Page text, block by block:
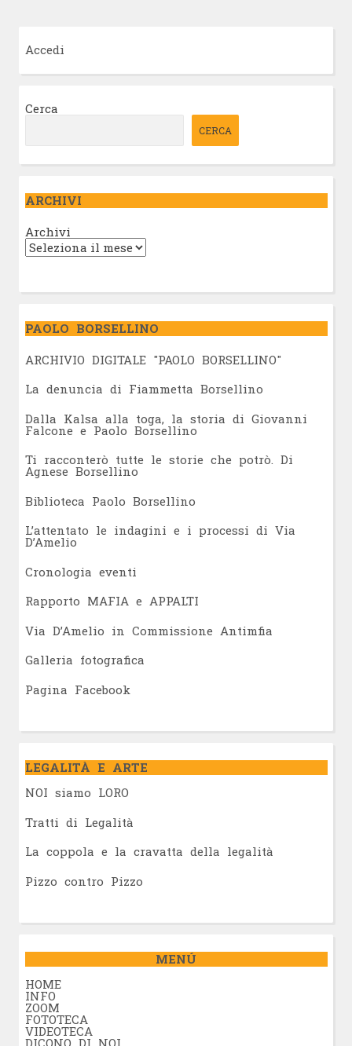
Accedi
Cerca
CERCA
ARCHIVI
Archivi
PAOLO BORSELLINO
ARCHIVIO DIGITALE "PAOLO BORSELLINO"
La denuncia di Fiammetta Borsellino
Dalla Kalsa alla toga, la storia di Giovanni
Falcone e Paolo Borsellino
Ti racconterò tutte le storie che potrò. Di
Agnese Borsellino
Biblioteca Paolo Borsellino
L’attentato le indagini e i processi di Via
D’Amelio
Cronologia eventi
Rapporto MAFIA e APPALTI
Via D’Amelio in Commissione Antimfia
Galleria fotografica
Pagina Facebook
LEGALITÀ E ARTE
NOI siamo LORO
Tratti di Legalità
La coppola e la cravatta della legalità
Pizzo contro Pizzo
MENÚ
HOME
INFO
ZOOM
FOTOTECA
VIDEOTECA
DICONO DI NOI